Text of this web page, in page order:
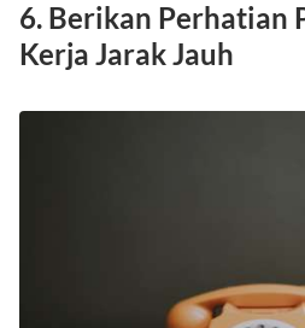
6. Berikan Perhatian
Kerja Jarak Jauh